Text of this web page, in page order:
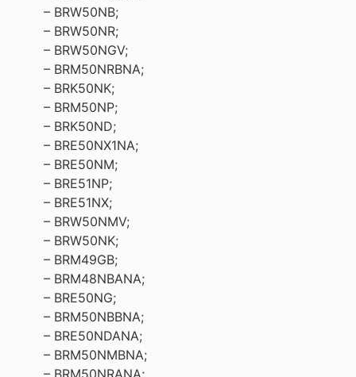
– BRW50NB;
– BRW50NR;
– BRW50NGV;
– BRM50NRBNA;
– BRK50NK;
– BRM50NP;
– BRK50ND;
– BRE50NX1NA;
– BRE50NM;
– BRE51NP;
– BRE51NX;
– BRW50NMV;
– BRW50NK;
– BRM49GB;
– BRM48NBANA;
– BRE50NG;
– BRM50NBBNA;
– BRE50NDANA;
– BRM50NMBNA;